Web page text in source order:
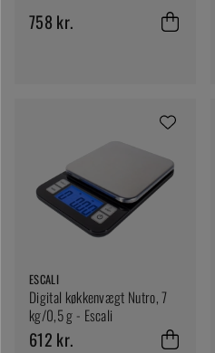
758 kr.
ESCALI
Digital køkkenvægt Nutro, 7
kg/0,5 g - Escali
612 kr.